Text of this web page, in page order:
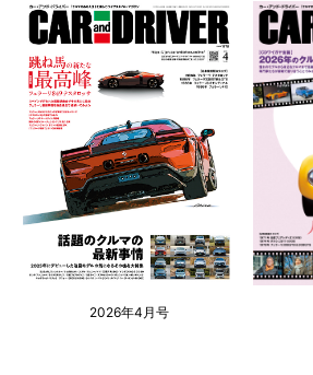
2026年4月号